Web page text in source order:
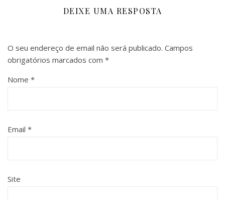
DEIXE UMA RESPOSTA
O seu endereço de email não será publicado. Campos
obrigatórios marcados com *
Nome *
Email *
Site